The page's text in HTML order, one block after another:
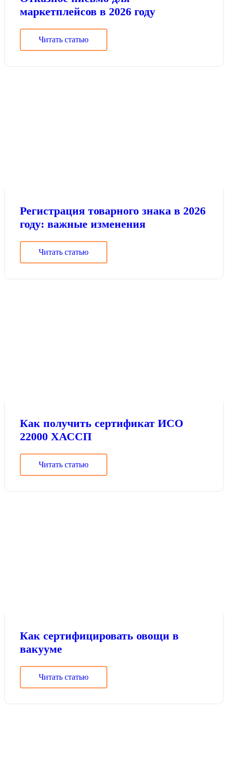
маркетплейсов в 2026 году
Читать статью
Регистрация товарного знака в 2026
году: важные изменения
Читать статью
Как получить сертификат ИСО
22000 ХАССП
Читать статью
Как сертифицировать овощи в
вакууме
Читать статью